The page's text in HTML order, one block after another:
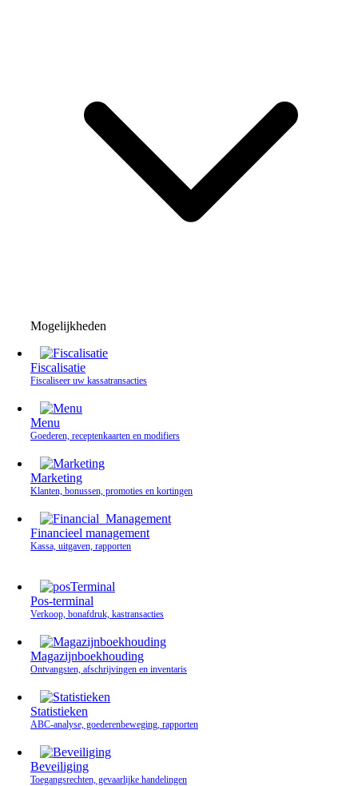
Mogelijkheden
Fiscalisatie
Fiscaliseer uw kassatransacties
Menu
Goederen, receptenkaarten en modifiers
Marketing
Klanten, bonussen, promoties en kortingen
Financieel management
Kassa, uitgaven, rapporten
Pos-terminal
Verkoop, bonafdruk, kastransacties
Magazijnboekhouding
Ontvangsten, afschrijvingen en inventaris
Statistieken
ABC-analyse, goederenbeweging, rapporten
Beveiliging
Toegangsrechten, gevaarlijke handelingen